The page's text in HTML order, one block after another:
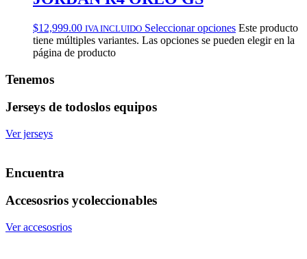
$12,999.00 IVA INCLUIDO Seleccionar opciones Este producto
tiene múltiples variantes. Las opciones se pueden elegir en la
página de producto
Tenemos
Jerseys de todoslos equipos
Ver jerseys
Encuentra
Accesosrios ycoleccionables
Ver accesosrios